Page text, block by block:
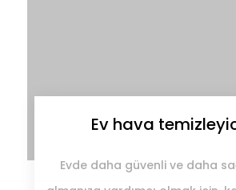
Ev hava
Evde daha güvenli ve daha